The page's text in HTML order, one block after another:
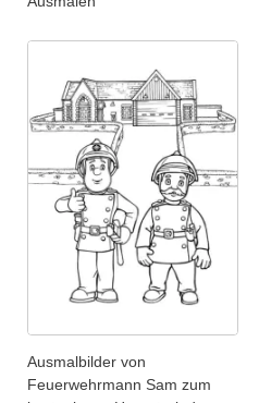
Ausmalbilder von
Feuerwehrmann Sam zum